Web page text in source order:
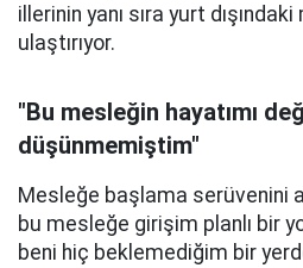
illerinin yanı sıra yurt
ulaştırıyor.
"Bu mesleğin hayatımı
düşünmemiştim"
Mesleğe başlama serüvenini
bu mesleğe girişim planlı bir
beni hiç beklemediğim bir